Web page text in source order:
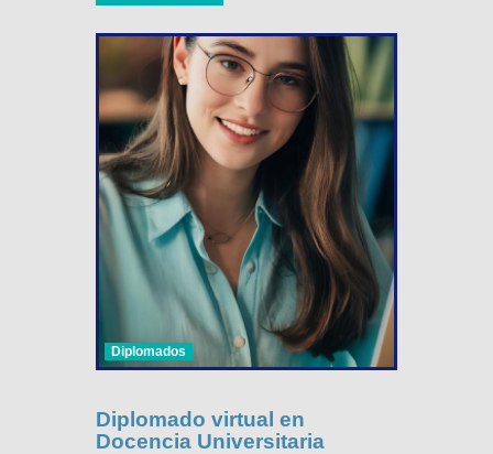
Diplomados
Diplomado virtual en
Docencia Universitaria